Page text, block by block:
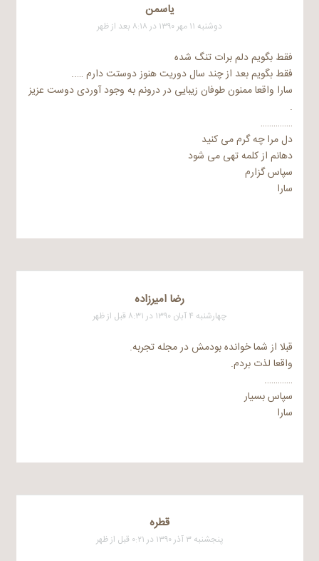
یاسمن
دوشنبه ۱۱ مهر ۱۳۹۰ در ۸:۱۸ بعد از ظهر
فقط بگویم دلم برات تنگ شده
فقط بگویم بعد از چند سال دوریت هنوز دوستت دارم …..
سارا واقعا ممنون طوفان زیبایی در درونم به وجود آوردی دوست عزیز
.
……………
دل مرا چه گرم می کنید
دهانم از کلمه تهی می شود
سپاس گزارم
سارا
رضا امیرزاده
چهارشنبه ۴ آبان ۱۳۹۰ در ۸:۳۱ قبل از ظهر
قبلا از شما خوانده بودمش در مجله تجربه.
واقعا لذت بردم.
………….
سپاس بسیار
سارا
قطره
پنجشنبه ۳ آذر ۱۳۹۰ در ۰:۲۱ قبل از ظهر